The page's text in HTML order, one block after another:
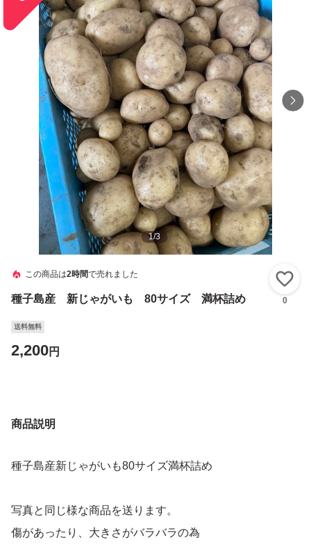
1/3
この商品は2時間で売れました
種子島産 新じゃがいも 80サイズ 満杯詰め 0
送料無料
2,200円
商品説明
種子島産新じゃがいも80サイズ満杯詰め
写真と同じ様な商品を送ります。
傷があったり、大きさがバラバラの為